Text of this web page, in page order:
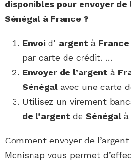
disponibles pour envoyer de
Sénégal à France ?
Envoi d’ argent à France
par carte de crédit. …
Envoyer de l’argent à
Sénégal avec une carte
Utilisez un virement
de l’argent de Sénégal à
Comment envoyer de
Monisnap vous permet